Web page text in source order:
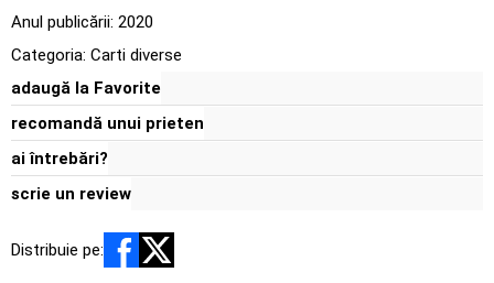
Anul publicării: 2020
Categoria: Carti diverse
adaugă la Favorite
recomandă unui prieten
ai întrebări?
scrie un review
Distribuie pe: